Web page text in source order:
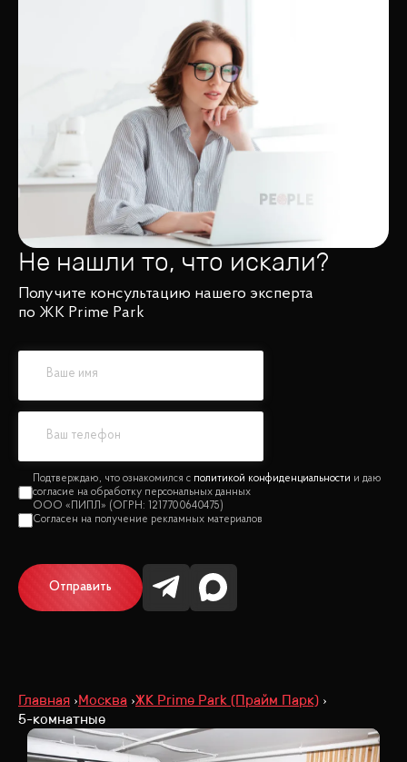
Не нашли то, что искали?
Получите консультацию нашего эксперта
по ЖК Prime Park
политикой конфиденциальности
Отправить
Главная Москва ЖК Prime Park (Прайм Парк)
5-комнатные